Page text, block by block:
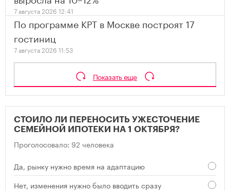
7 августа 2026 12:41
По программе КРТ в Москве построят 17
гостиниц
7 августа 2026 11:53
Показать еще
СТОИЛО ЛИ ПЕРЕНОСИТЬ УЖЕСТОЧЕНИЕ
СЕМЕЙНОЙ ИПОТЕКИ НА 1 ОКТЯБРЯ?
Проголосовало: 92 человека
Да, рынку нужно время на адаптацию
Нет, изменения нужно было вводить сразу